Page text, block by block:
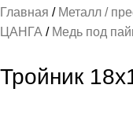
Главная Металл /
ЦАНГА
Медь под
Тройник